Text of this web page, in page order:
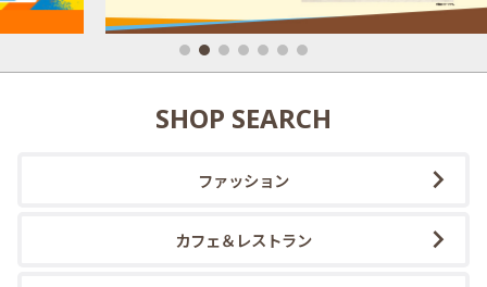
SHOP SEARCH
ファッション
カフェ＆レストラン